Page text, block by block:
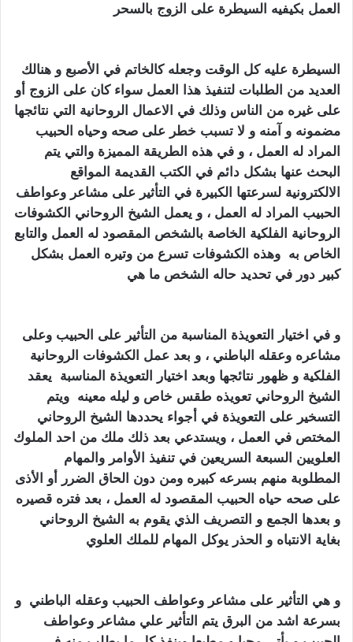
العمل بكيفيه السيطرة على الزوج بالسحر
السيطرة عليه كل الوقت وجعله كالخاتم في الأصبع و هنالك
العديد من الطلبات لتنفيذ هذا العمل سواء كان على الزوج أو
على غيره من الناس وذلك في الاعمال الروحانية التي نتائجها
مضمونه و آمنه و لا تسبب خطر على صحه وحياه الحبيب
المراد له العمل ، و في هذه الطريقة المميزة والتي يتم
البحث عنها بشكل دائم في الكتب القديمة المواقع
الالكترونية لسرعتها الكبيرة في التأثير على مشاعر وعواطف
الحبيب المراد له العمل ، و يعمل الشيخ الروحاني الكشوفات
الروحانية الفلكية الخاصة بالشخص المقصود له العمل والتابع
الخاص به وهذه الكشوفات تسرع من وتيره العمل بشكل
كبير دور في تحديد حاله الشخص ما هي
و في اختيار التعويذة المناسبة من التأثير على الحبيب وعلى
مشاعره وعقله الباطني ، و بعد عمل الكشوفات الروحانية
الفلكية و ظهور نتائجها وبعد اختيار التعويذة المناسبة يعقد
الشيخ الروحاني تعويذه طقس خاص و ليله معينه ويتم
التسخير على التعويذة في أجواء يحددها الشيخ الروحاني
المختص في العمل ، ويستدعي بعد ذلك ملك من احد الملوك
العلويين السبعة السريعين في تنفيذ الأوامر والمهام
المطلوبة منهم بسرعه كبيره ومن دون الحاق الضرر أو الأذى
على صحه حياه الحبيب المقصود له العمل ، بعد فتره قصيره
و بعدها الجمع و التصريف الذي يقوم به الشيخ الروحاني
بغاية الانتباه و الحذر يوكل المهام للملك العلوي
و هي التأثير على مشاعر وعواطف الحبيب وعقله الباطني و
بسرعة اشد من البرق يتم التأثير علي مشاعر وعواطف